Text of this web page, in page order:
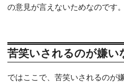
の意見が言えないためなのです。
苦笑いされるのが嫌い
ではここで、苦笑いされるのが